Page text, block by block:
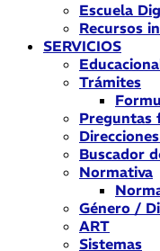
Escuela
Recursos
SERVICIOS
Trámites
Preguntas
Buscador
Normativa
Género /
ART
Sistemas